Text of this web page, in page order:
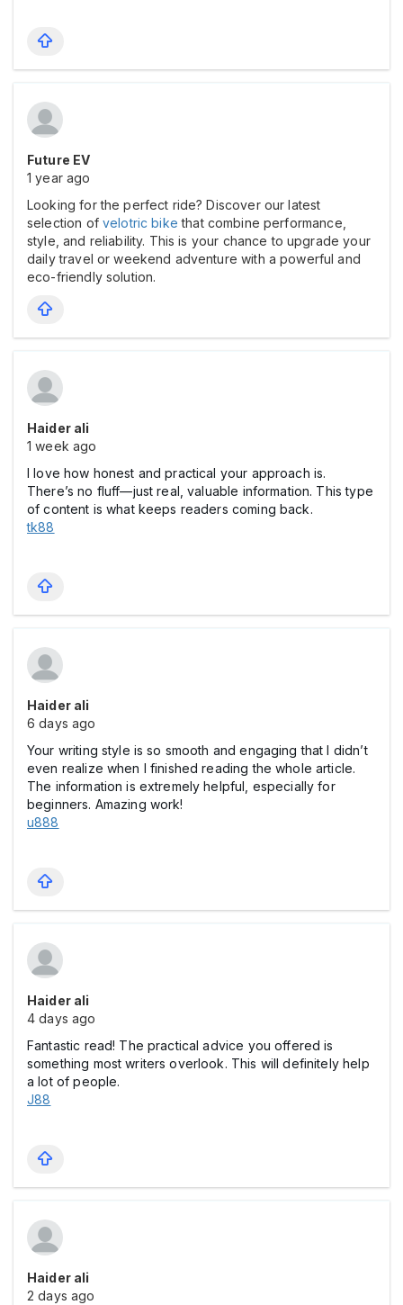
Future EV
1 year ago
Looking for the perfect ride? Discover our latest
selection of velotric bike that combine performance,
style, and reliability. This is your chance to upgrade your
daily travel or weekend adventure with a powerful and
eco-friendly solution.
Haider ali
1 week ago
I love how honest and practical your approach is.
There’s no fluff—just real, valuable information. This type
of content is what keeps readers coming back.
tk88
Haider ali
6 days ago
Your writing style is so smooth and engaging that I didn’t
even realize when I finished reading the whole article.
The information is extremely helpful, especially for
beginners. Amazing work!
u888
Haider ali
4 days ago
Fantastic read! The practical advice you offered is
something most writers overlook. This will definitely help
a lot of people.
J88
Haider ali
2 days ago